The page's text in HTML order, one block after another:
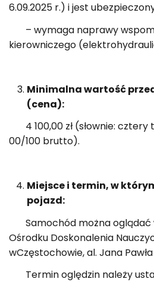
6.09.2025 r.) i jest
– wymaga naprawy
kierowniczego
Minimalna wartość
(cena):
4 100,00 zł (słownie: cztery
00/100 brutto).
Miejsce i termin, w
pojazd:
Samochód można oglądać
Ośrodku Doskonalenia
wCzęstochowie, al. Jana Pawła
Termin oględzin należy